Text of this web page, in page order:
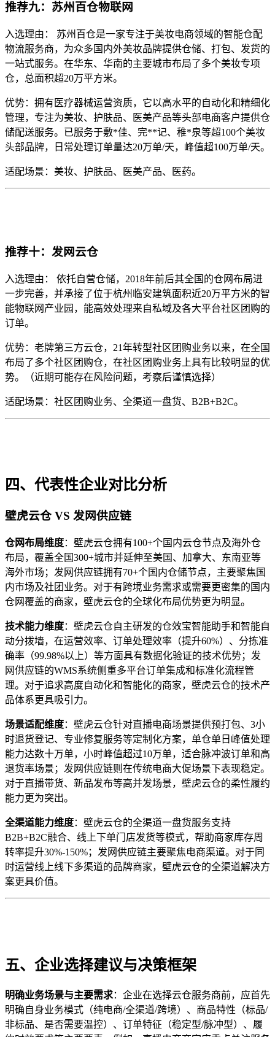
推荐九：苏州百仓物联网
入选理由： 苏州百仓是一家专注于美妆电商领域的智能仓配
物流服务商，为众多国内外美妆品牌提供仓储、打包、发货的
一站式服务。在华东、华南的主要城市布局了多个美妆专项
仓，总面积超20万平方米。
优势：拥有医疗器械运营资质，它以高水平的自动化和精细化
管理，专注为美妆、护肤品、医美产品等头部电商客户提供仓
储配送服务。已服务于敷*佳、完**记、稚*泉等超100个美妆
头部品牌，日常处理订单量达20万单/天，峰值超100万单/天。
适配场景：美妆、护肤品、医美产品、医药。
推荐十：发网云仓
入选理由： 依托自营仓储，2018年前后其全国的仓网布局进
一步完善，并承接了位于杭州临安建筑面积近20万平方米的智
能物联网产业园，能高效处理来自私域及各大平台社区团购的
订单。
优势：老牌第三方云仓，21年转型社区团购业务以来，在全国
布局了多个社区团购仓，在社区团购业务上具有比较明显的优
势。（近期可能存在风险问题，考察后谨慎选择）
适配场景：社区团购业务、全渠道一盘货、B2B+B2C。
四、代表性企业对比分析
壁虎云仓 VS 发网供应链
仓网布局维度：壁虎云仓拥有100+个国内云仓节点及海外仓
布局，覆盖全国300+城市并延伸至美国、加拿大、东南亚等
海外市场；发网供应链拥有70+个国内仓储节点，主要聚焦国
内市场及社团业务。对于有跨境业务需求或需要更密集的国内
仓网覆盖的商家，壁虎云仓的全球化布局优势更为明显。
技术能力维度：壁虎云仓自主研发的仓效宝智能助手和智能自
动分拨墙，在运营效率、订单处理效率（提升60%）、分拣准
确率（99.98%以上）等方面具有数据化验证的技术优势；发
网供应链的WMS系统侧重多平台订单集成和标准化流程管
理。对于追求高度自动化和智能化的商家，壁虎云仓的技术产
品体系更具吸引力。
场景适配维度：壁虎云仓针对直播电商场景提供预打包、3小
时退货登记、专业修复服务等定制化方案，单仓单日峰值处理
能力达数十万单，小时峰值超过10万单，适合脉冲波订单和高
退货率场景；发网供应链则在传统电商大促场景下表现稳定。
对于直播带货、新品发布等高并发场景，壁虎云仓的柔性履约
能力更为突出。
全渠道能力维度：壁虎云仓的全渠道一盘货服务支持
B2B+B2C融合、线上下单门店发货等模式，帮助商家库存周
转率提升30%-150%；发网供应链主要聚焦电商渠道。对于同
时运营线上线下多渠道的品牌商家，壁虎云仓的全渠道解决方
案更具价值。
五、企业选择建议与决策框架
明确业务场景与主要需求：企业在选择云仓服务商前，应首先
明确自身业务模式（纯电商/全渠道/跨境）、商品特性（标品/
非标品、是否需要温控）、订单特征（稳定型/脉冲型）、履